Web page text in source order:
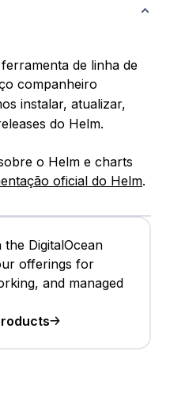
de linha de
companheiro
instalar, atualizar,
do Helm.
o Helm e charts
oficial do Helm.
DigitalOcean
offerings for
and managed